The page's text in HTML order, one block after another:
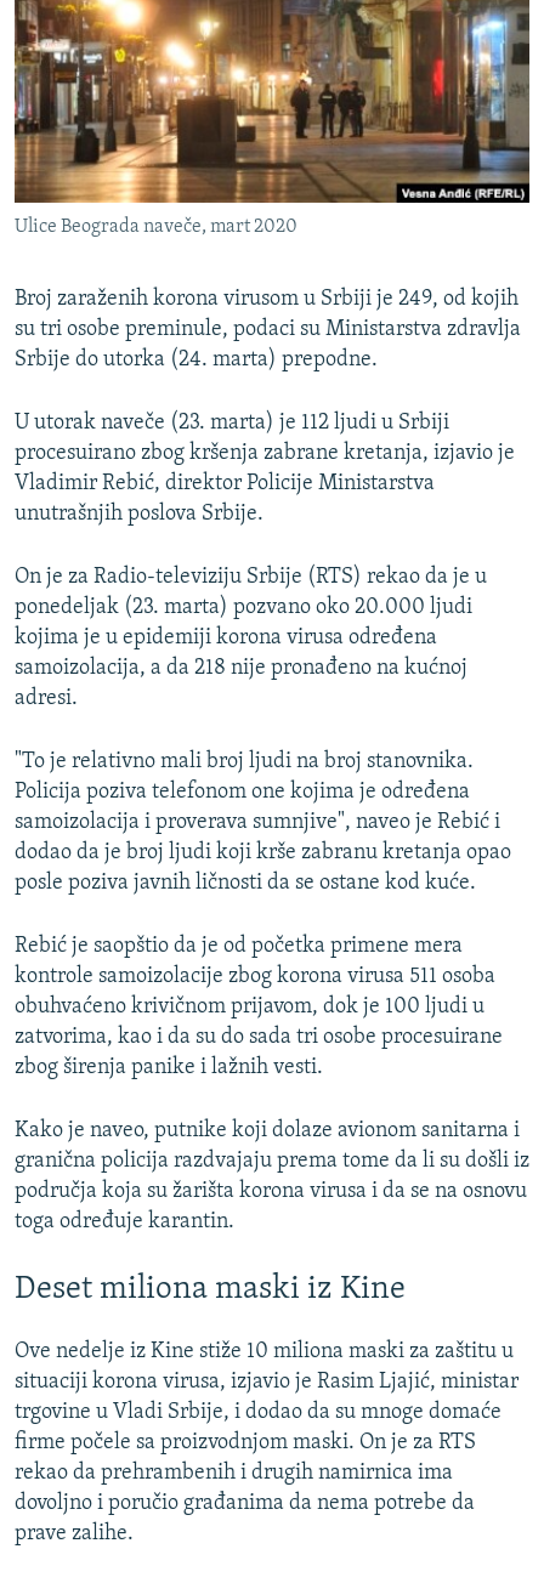
ISPRIČAJ MI
DNEVNO@RSE
SPECIJALI RSE
VIŠE OD NASLOVA
GENOCID U SREBRENICI
POPLAVE I KLIZIŠTA U BIH 2024.
TV LIBERTY
POST SCRIPTUM
MOJA EVROPA
TRI DECENIJE OD RATA U BIH
SVE KARTE DEJTONA
NASTANAK I RASPAD JUGOSLAVIJE
PRATITE NAS
Sve RFE/RL stranice
Ulice Beograda naveče, mart 2020
Broj zaraženih korona virusom u Srbiji je 249, od kojih
su tri osobe preminule, podaci su Ministarstva zdravlja
Srbije do utorka (24. marta) prepodne.
U utorak naveče (23. marta) je 112 ljudi u Srbiji
procesuirano zbog kršenja zabrane kretanja, izjavio je
Vladimir Rebić, direktor Policije Ministarstva
unutrašnjih poslova Srbije.
On je za Radio-televiziju Srbije (RTS) rekao da je u
ponedeljak (23. marta) pozvano oko 20.000 ljudi
kojima je u epidemiji korona virusa određena
samoizolacija, a da 218 nije pronađeno na kućnoj
adresi.
"To je relativno mali broj ljudi na broj stanovnika.
Policija poziva telefonom one kojima je određena
samoizolacija i proverava sumnjive", naveo je Rebić i
dodao da je broj ljudi koji krše zabranu kretanja opao
posle poziva javnih ličnosti da se ostane kod kuće.
Rebić je saopštio da je od početka primene mera
kontrole samoizolacije zbog korona virusa 511 osoba
obuhvaćeno krivičnom prijavom, dok je 100 ljudi u
zatvorima, kao i da su do sada tri osobe procesuirane
zbog širenja panike i lažnih vesti.
Kako je naveo, putnike koji dolaze avionom sanitarna i
granična policija razdvajaju prema tome da li su došli iz
područja koja su žarišta korona virusa i da se na osnovu
toga određuje karantin.
Deset miliona maski iz Kine
Ove nedelje iz Kine stiže 10 miliona maski za zaštitu u
situaciji korona virusa, izjavio je Rasim Ljajić, ministar
trgovine u Vladi Srbije, i dodao da su mnoge domaće
firme počele sa proizvodnjom maski. On je za RTS
rekao da prehrambenih i drugih namirnica ima
dovoljno i poručio građanima da nema potrebe da
prave zalihe.